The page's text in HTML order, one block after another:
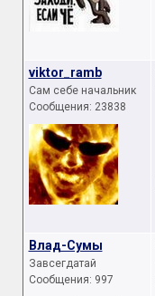
viktor_ramb
Сам себе начальник
Сообщения: 23838
Влад-Сумы
Завсегдатай
Сообщения: 997